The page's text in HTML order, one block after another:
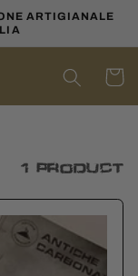
ARTIGIANALE
Cart
1 product